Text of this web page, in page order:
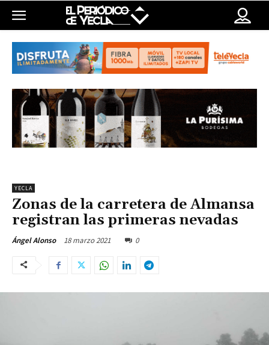
YECLA
Zonas de la carretera de Almansa
registran las primeras nevadas
Ángel Alonso 18 marzo 2021 0